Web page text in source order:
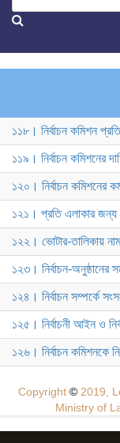
১১৮। নির্বাচন কমিশন
১১৯। নির্বাচন কমিশনের
১২০। নির্বাচন কমিশনের
১২১। প্রতি এলাকার জন্য
১২২। ভোটার-তালিকায়
১২৩। নির্বাচন-অনুষ্ঠানের
১২৪। নির্বাচন সম্পর্কে
১২৫। নির্বাচনী আইন ও
১২৬। নির্বাচন কমিশনকে
Copyright © 2019,
Ministry of